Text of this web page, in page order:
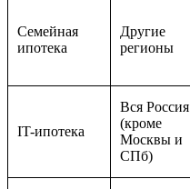
Семейная
ипотека
Другие
регионы
IT-ипотека
Вся Россия
(кроме
Москвы и
СПб)